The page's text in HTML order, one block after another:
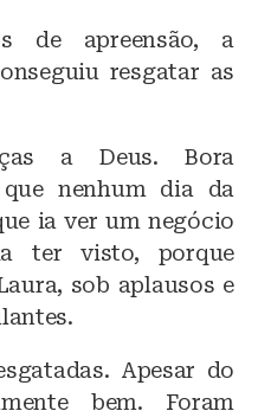
de apreensão, a
resgatar as
a Deus. Bora
nenhum dia da
ia ver um negócio
ter visto, porque
sob aplausos e
Apesar do
bem. Foram